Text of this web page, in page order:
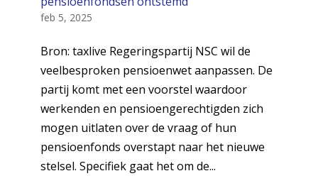
feb 5, 2025
Bron: taxlive Regeringspartij NSC wil de
veelbesproken pensioenwet aanpassen. De
partij komt met een voorstel waardoor
werkenden en pensioengerechtigden zich
mogen uitlaten over de vraag of hun
pensioenfonds overstapt naar het nieuwe
stelsel. Specifiek gaat het om de...